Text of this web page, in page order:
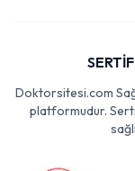
Doktorsitesi.com
platformudur.